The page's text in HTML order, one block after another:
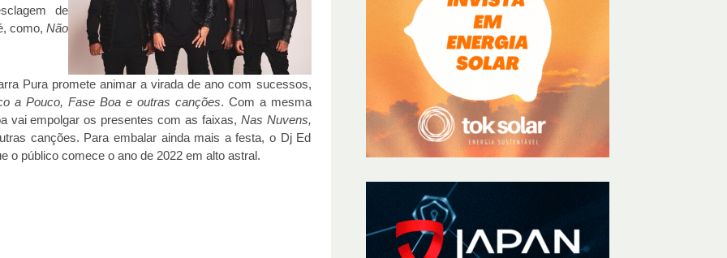
de
como, Não
Pura promete animar a virada de ano com sucessos,
a Pouco, Fase Boa e outras canções. Com a mesma
vai empolgar os presentes com as faixas, Nas Nuvens,
canções. Para embalar ainda mais a festa, o Dj Ed
o público comece o ano de 2022 em alto astral.